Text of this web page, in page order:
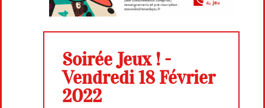
Soirée Jeux ! -
Vendredi 18 Février
2022